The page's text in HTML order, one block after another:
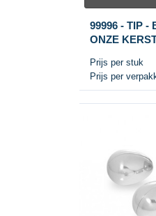
99996 - TIP -
ONZE
Prijs per stuk
Prijs per